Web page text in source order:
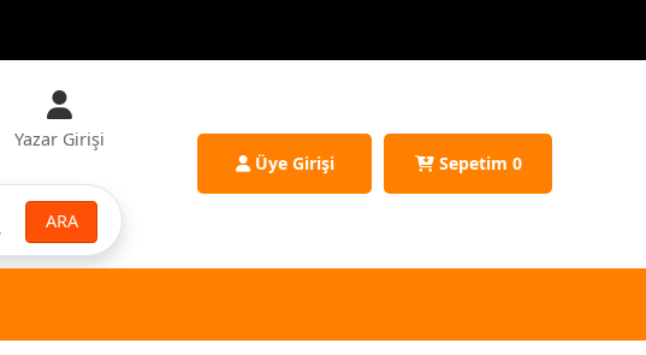
Yazar Girişi
ARA
Üye Girişi Sepetim 0